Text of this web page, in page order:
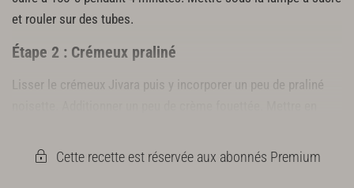
et rouler sur des tubes.
Étape 2 : Crémeux praliné
Lisser le crémeux Jivara puis y incorporer un peu de praliné
Cette recette est réservée aux abonnés Premium